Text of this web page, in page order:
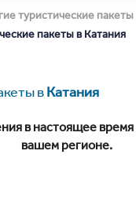
туристические пакеты
пакеты в Катания
вКатания
в настоящее
вашем регионе.